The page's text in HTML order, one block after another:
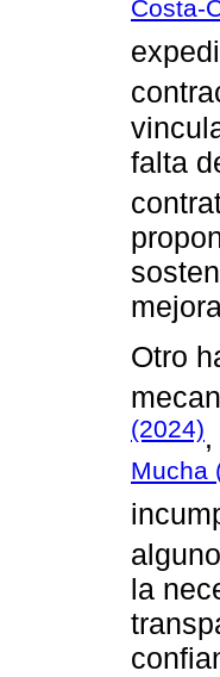
Costa-
falta
Otro
(2024),
Mucha
la